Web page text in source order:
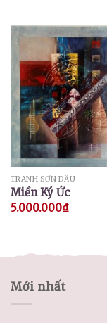
TRANH SƠN DẦU
Miền Ký Ức
5.000.000₫
Mới nhất